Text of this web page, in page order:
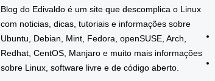
Blog do Edivaldo é um site que descomplica o Linux
com noticias, dicas, tutoriais e informações sobre
Ubuntu, Debian, Mint, Fedora, openSUSE, Arch,
Redhat, CentOS, Manjaro e muito mais informações
sobre Linux, software livre e de código aberto.